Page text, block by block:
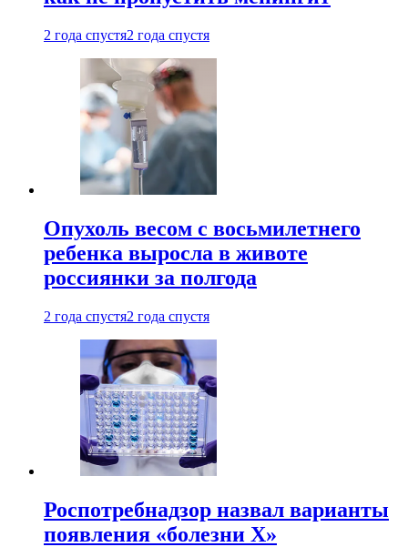
2 года спустя2 года спустя
Опухоль весом с восьмилетнего
ребенка выросла в животе
россиянки за полгода
2 года спустя2 года спустя
Роспотребнадзор назвал варианты
появления «болезни Х»